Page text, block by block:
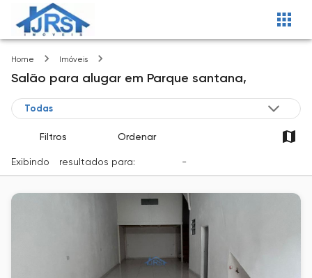
Home Imóveis
Salão para alugar em Parque santana,
Filtros Ordenar
Exibindo resultados para: -